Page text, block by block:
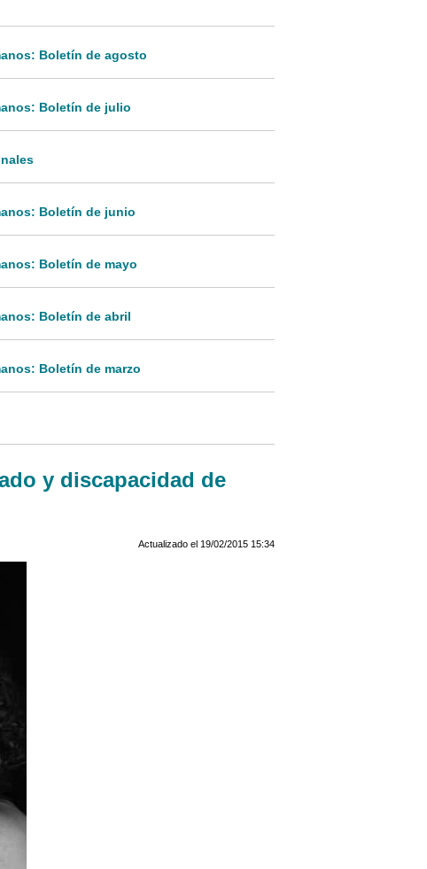
Boletín de agosto
Boletín de julio
Boletín de junio
Boletín de mayo
Boletín de abril
Boletín de marzo
y discapacidad de
Actualizado el 19/02/2015 15:34